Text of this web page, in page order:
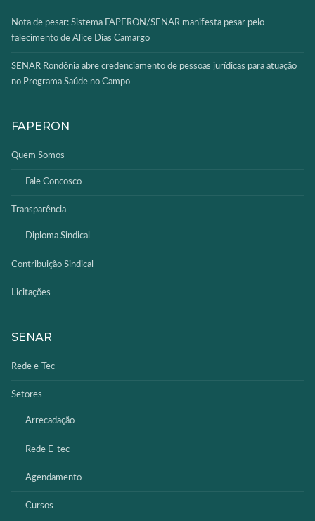
Nota de pesar: Sistema FAPERON/SENAR manifesta pesar pelo
falecimento de Alice Dias Camargo
SENAR Rondônia abre credenciamento de pessoas jurídicas para atuação
no Programa Saúde no Campo
FAPERON
Quem Somos
Fale Concosco
Transparência
Diploma Sindical
Contribuição Sindical
Licitações
SENAR
Rede e-Tec
Setores
Arrecadação
Rede E-tec
Agendamento
Cursos